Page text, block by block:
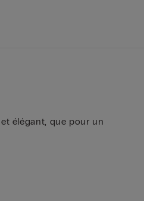
élégant, que pour un